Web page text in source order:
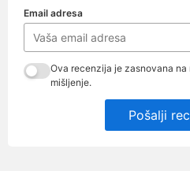
Email adresa
Ova recenzija je zasnovana
mišljenje.
Pošalji